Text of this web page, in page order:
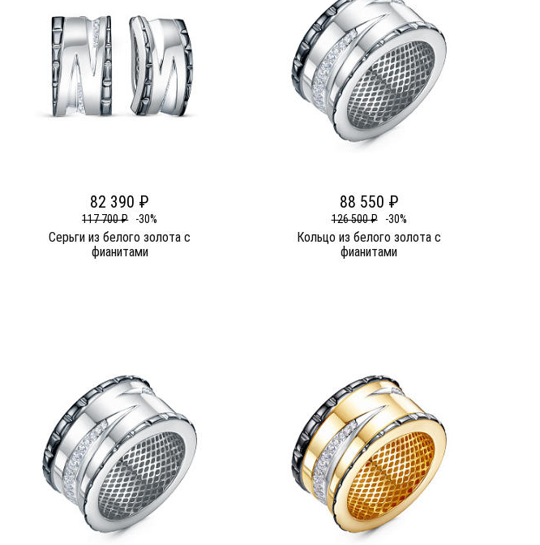
82 390 ₽
117 700 ₽ -30%
Серьги из белого золота c
фианитами
88 550 ₽
126 500 ₽ -30%
Кольцо из белого золота c
фианитами